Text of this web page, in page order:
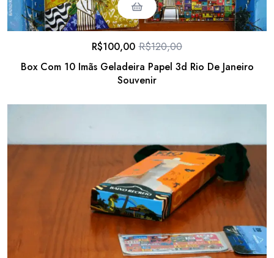
Box Com 10 Imãs Geladeira Papel 3d Rio De Janeiro
Souvenir
R$120,00
R$100,00